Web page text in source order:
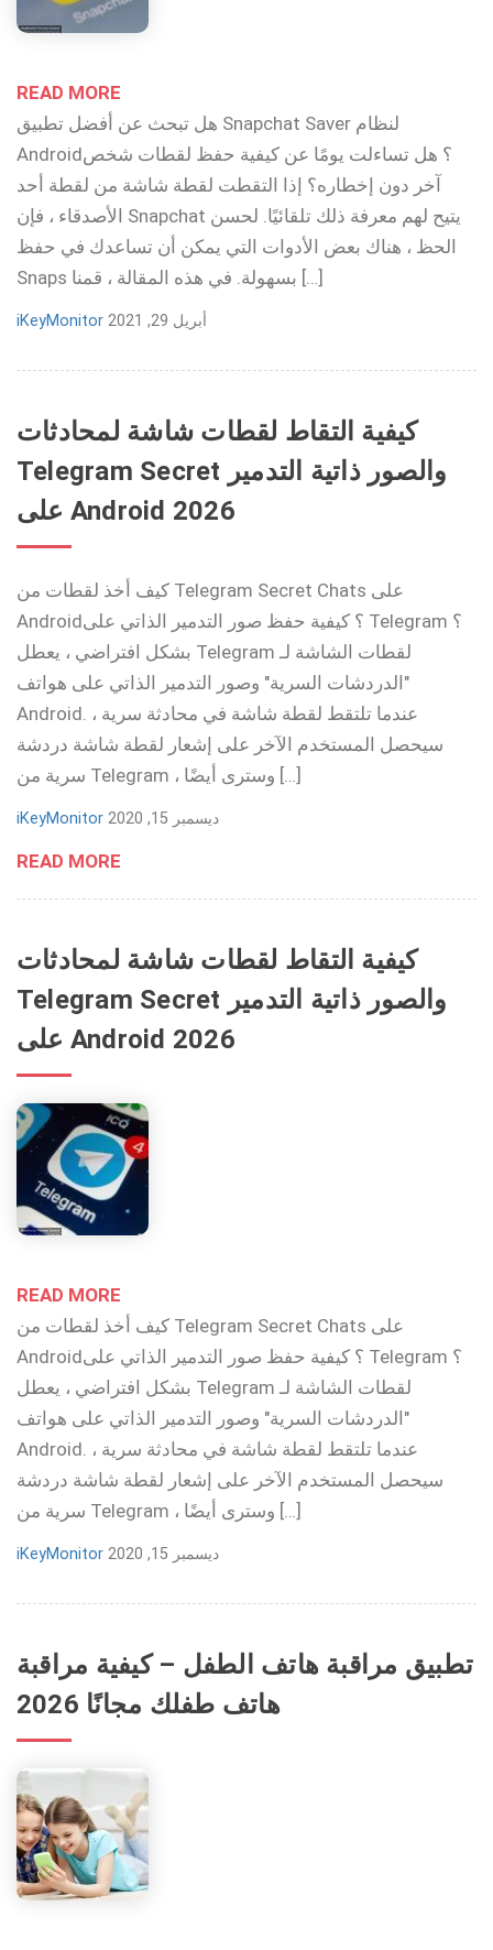
READ MORE
هل تبحث عن أفضل تطبيق Snapchat Saver لنظام
Android؟ هل تساءلت يومًا عن كيفية حفظ لقطات شخص
آخر دون إخطاره؟ إذا التقطت لقطة شاشة من لقطة أحد
الأصدقاء ، فإن Snapchat يتيح لهم معرفة ذلك تلقائيًا. لحسن
الحظ ، هناك بعض الأدوات التي يمكن أن تساعدك في حفظ
Snaps بسهولة. في هذه المقالة ، قمنا […]
iKeyMonitor أبريل 29, 2021
كيفية التقاط لقطات شاشة لمحادثات
Telegram Secret والصور ذاتية التدمير
على Android 2026
كيف أخذ لقطات من Telegram Secret Chats على
Android؟ كيفية حفظ صور التدمير الذاتي على Telegram ؟
بشكل افتراضي ، يعطل Telegram لقطات الشاشة لـ
"الدردشات السرية" وصور التدمير الذاتي على هواتف
Android. عندما تلتقط لقطة شاشة في محادثة سرية ،
سيحصل المستخدم الآخر على إشعار لقطة شاشة دردشة
سرية من Telegram ، وسترى أيضًا […]
iKeyMonitor ديسمبر 15, 2020
READ MORE
كيفية التقاط لقطات شاشة لمحادثات
Telegram Secret والصور ذاتية التدمير
على Android 2026
READ MORE
كيف أخذ لقطات من Telegram Secret Chats على
Android؟ كيفية حفظ صور التدمير الذاتي على Telegram ؟
بشكل افتراضي ، يعطل Telegram لقطات الشاشة لـ
"الدردشات السرية" وصور التدمير الذاتي على هواتف
Android. عندما تلتقط لقطة شاشة في محادثة سرية ،
سيحصل المستخدم الآخر على إشعار لقطة شاشة دردشة
سرية من Telegram ، وسترى أيضًا […]
iKeyMonitor ديسمبر 15, 2020
تطبيق مراقبة هاتف الطفل – كيفية مراقبة
هاتف طفلك مجانًا 2026